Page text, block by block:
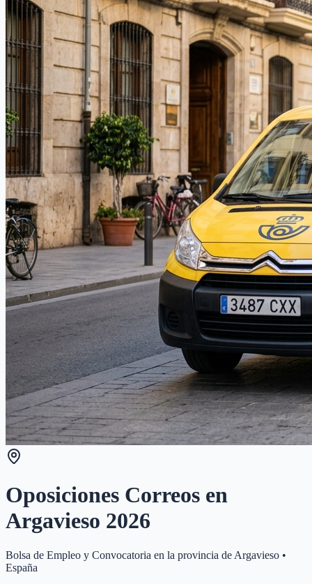
Oposiciones Correos en
Argavieso 2026
Bolsa de Empleo y Convocatoria en la provincia de Argavieso •
España